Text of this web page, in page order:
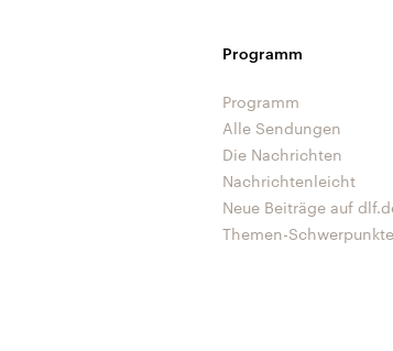
Programm
Programm
Alle Sendungen
Die Nachrichten
Nachrichtenleicht
Neue Beiträge auf
Themen-Schwerpunkte